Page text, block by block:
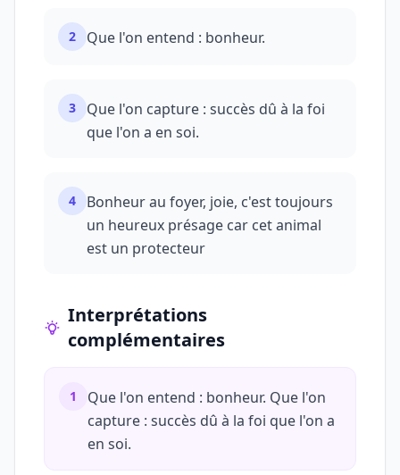
2 Que l'on entend : bonheur.
3
Que l'on capture : succès dû à la foi
que l'on a en soi.
4
Bonheur au foyer, joie, c'est toujours
un heureux présage car cet animal
est un protecteur
Interprétations
complémentaires
1
Que l'on entend : bonheur. Que l'on
capture : succès dû à la foi que l'on a
en soi.